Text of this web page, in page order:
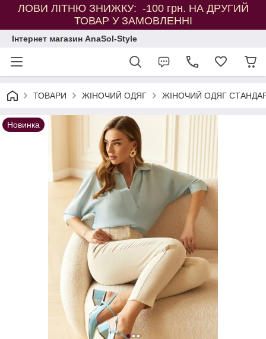
ЛОВИ ЛІТНЮ ЗНИЖКУ: -100 грн. НА ДРУГИЙ
ТОВАР У ЗАМОВЛЕННІ
Інтернет магазин AnaSol-Style
ТОВАРИ ЖІНОЧИЙ ОДЯГ ЖІНОЧИЙ ОДЯГ
Новинка